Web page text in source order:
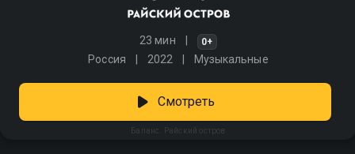
23 мин 0+
Россия 2022 Музыкальные
Баланс. Райский остров
Смотреть